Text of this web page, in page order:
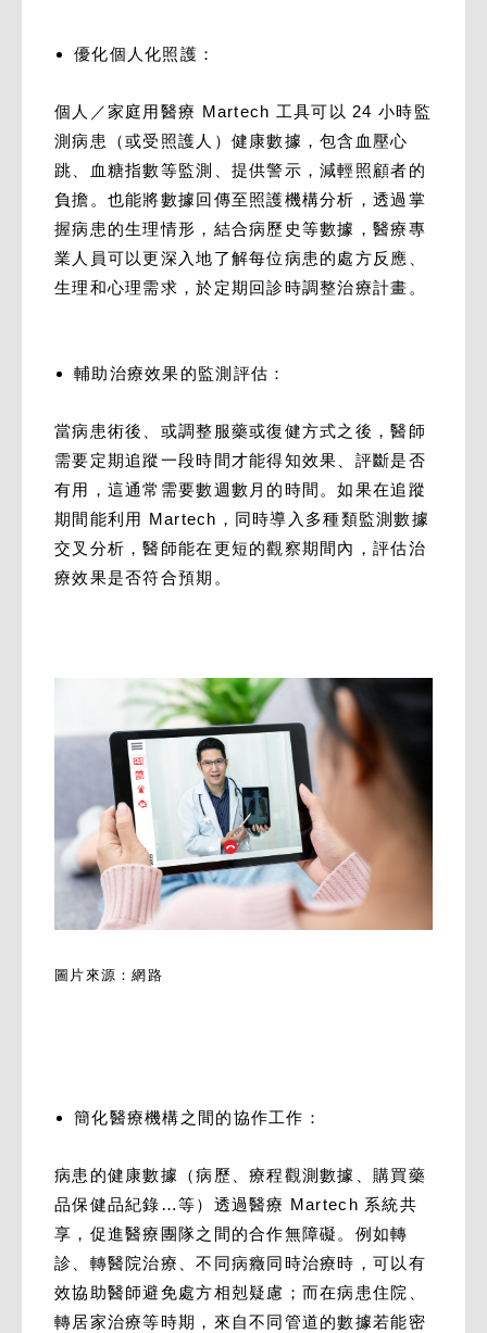
優化個人化照護：
個人／家庭用醫療 Martech 工具可以 24 小時監
測病患（或受照護人）健康數據，包含血壓心
跳、血糖指數等監測、提供警示，減輕照顧者的
負擔。也能將數據回傳至照護機構分析，透過掌
握病患的生理情形，結合病歷史等數據，醫療專
業人員可以更深入地了解每位病患的處方反應、
生理和心理需求，於定期回診時調整治療計畫。
輔助治療效果的監測評估：
當病患術後、或調整服藥或復健方式之後，醫師
需要定期追蹤一段時間才能得知效果、評斷是否
有用，這通常需要數週數月的時間。如果在追蹤
期間能利用 Martech，同時導入多種類監測數據
交叉分析，醫師能在更短的觀察期間內，評估治
療效果是否符合預期。
圖片來源：網路
簡化醫療機構之間的協作工作：
病患的健康數據（病歷、療程觀測數據、購買藥
品保健品紀錄…等）透過醫療 Martech 系統共
享，促進醫療團隊之間的合作無障礙。例如轉
診、轉醫院治療、不同病癥同時治療時，可以有
效協助醫師避免處方相剋疑慮；而在病患住院、
轉居家治療等時期，來自不同管道的數據若能密